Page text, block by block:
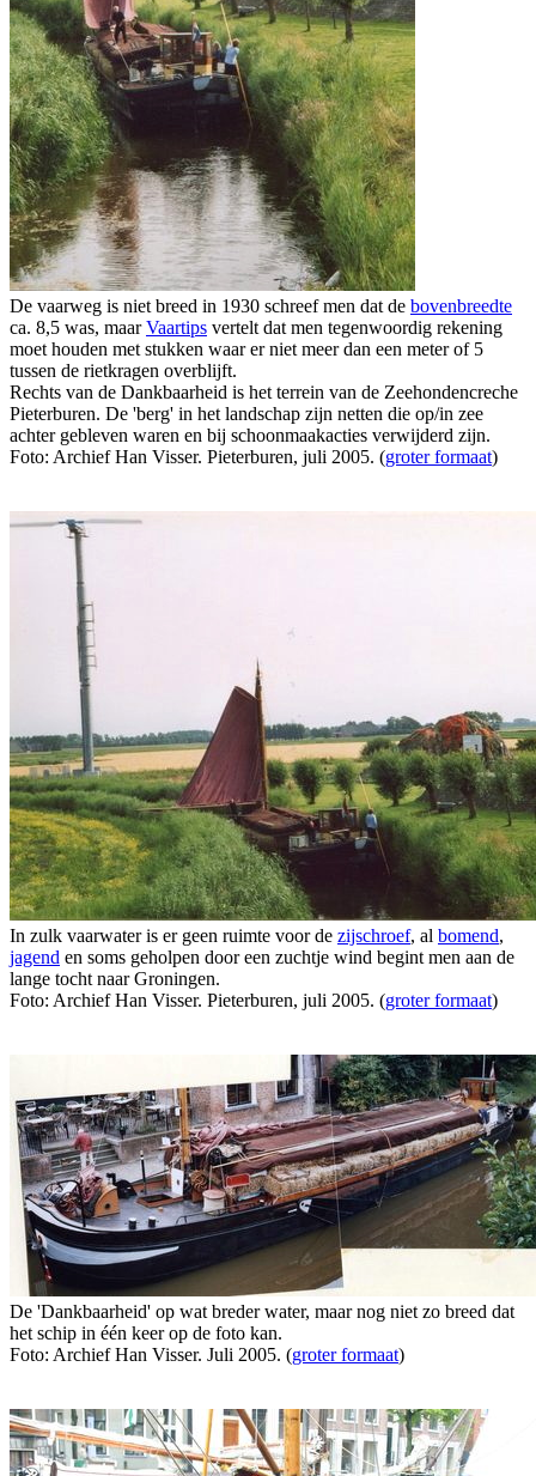
De vaarweg is niet breed in 1930 schreef men dat de bovenbreedte
ca. 8,5 was, maarVaartips vertelt dat men tegenwoordig rekening
moet houden met stukken waar er niet meer dan een meter of 5
tussen de rietkragen overblijft.
Rechts van de Dankbaarheid is het terrein van de Zeehondencreche
Pieterburen. De 'berg' in het landschap zijn netten die op/in zee
achter gebleven waren en bij schoonmaakacties verwijderd zijn.
Foto: Archief Han Visser. Pieterburen, juli 2005. (groter formaat)
In zulk vaarwater is er geen ruimte voor de zijschroef, al bomend,
jagend en soms geholpen door een zuchtje wind begint men aan de
lange tocht naar Groningen.
Foto: Archief Han Visser. Pieterburen, juli 2005. (groter formaat)
De 'Dankbaarheid' op wat breder water, maar nog niet zo breed dat
het schip in één keer op de foto kan.
Foto: Archief Han Visser. Juli 2005. (groter formaat)